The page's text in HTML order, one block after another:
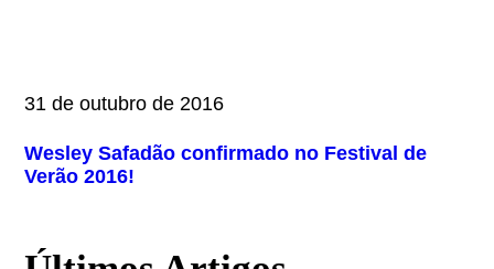
31 de outubro de 2016
Wesley Safadão confirmado no Festival de
Verão 2016!